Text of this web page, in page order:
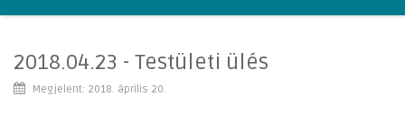
2018.04.23 - Testületi ülés
Megjelent: 2018. április 20.